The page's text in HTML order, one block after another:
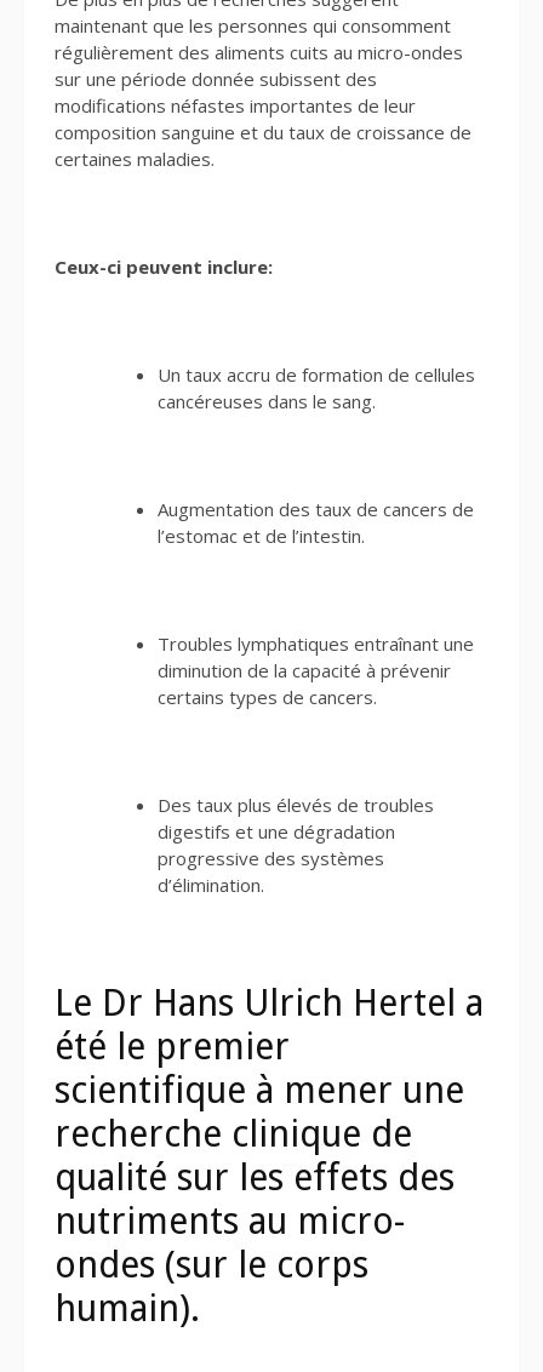
maintenant que les personnes qui consomment
régulièrement des aliments cuits au micro-ondes
sur une période donnée subissent des
modifications néfastes importantes de leur
composition sanguine et du taux de croissance de
certaines maladies.
Ceux-ci peuvent inclure:
Un taux accru de formation de cellules
cancéreuses dans le sang.
Augmentation des taux de cancers de
l’estomac et de l’intestin.
Troubles lymphatiques entraînant une
diminution de la capacité à prévenir
certains types de cancers.
Des taux plus élevés de troubles
digestifs et une dégradation
progressive des systèmes
d’élimination.
Le Dr Hans Ulrich Hertel a
été le premier
scientifique à mener une
recherche clinique de
qualité sur les effets des
nutriments au micro-
ondes (sur le corps
humain).